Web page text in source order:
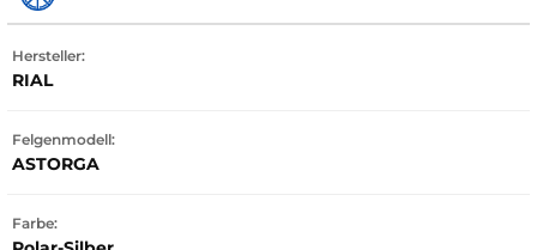
Hersteller:
RIAL
Felgenmodell:
ASTORGA
Farbe: